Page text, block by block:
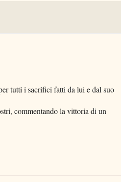
tutti i sacrifici fatti da lui e dal suo
commentando la vittoria di un